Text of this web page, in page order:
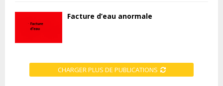
Facture d’eau anormale
CHARGER PLUS DE PUBLICATIONS